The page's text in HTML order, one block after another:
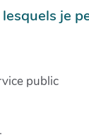
je
public